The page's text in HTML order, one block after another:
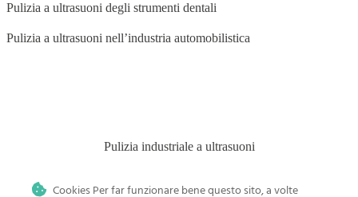
Pulizia a ultrasuoni degli strumenti dentali
Pulizia a ultrasuoni nell’industria automobilistica
Pulizia industriale a ultrasuoni
Cookies Per far funzionare bene questo sito, a volte